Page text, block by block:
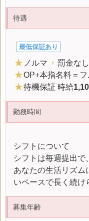
待遇
最低保証あり
★ ノルマ ・ 罰金なし
★OP+本指名料＝フ
★待機保証 時給
勤務時間
シフトについて
シフトは毎週提出で
あなたの生活リズム
いペースで長く続け
募集年齢